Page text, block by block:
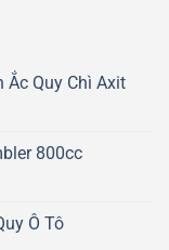
Ắc Quy Chì Axit
800cc
Ô Tô